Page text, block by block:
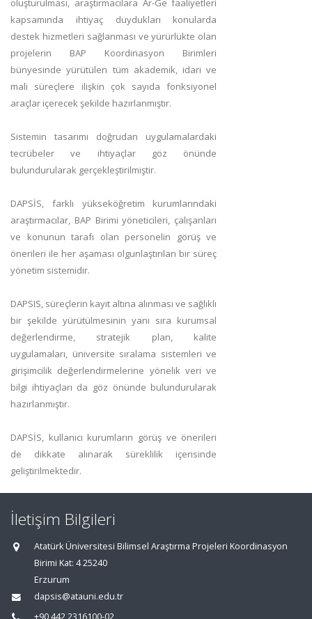
oluşturulması, araştırmacılara Ar-Ge faaliyetleri
kapsamında ihtiyaç duydukları konularda
destek hizmetleri sağlanması ve yürürlükte olan
projelerin BAP Koordinasyon Birimleri
bünyesinde yürütülen tüm akademik, idari ve
mali süreçlere ilişkin çok sayıda fonksiyonel
araçlar içerecek şekilde hazırlanmıştır.
Sistemin tasarımı doğrudan uygulamalardaki
tecrübeler ve ihtiyaçlar göz önünde
bulundurularak gerçekleştirilmiştir.
DAPSİS, farklı yükseköğretim kurumlarındaki
araştırmacılar, BAP Birimi yöneticileri, çalışanları
ve konunun tarafı olan personelin görüş ve
önerileri ile her aşaması olgunlaştırılan bir süreç
yönetim sistemidir.
DAPSIS, süreçlerin kayıt altına alınması ve sağlıklı
bir şekilde yürütülmesinin yanı sıra kurumsal
değerlendirme, stratejik plan, kalite
uygulamaları, üniversite sıralama sistemleri ve
girişimcilik değerlendirmelerine yönelik veri ve
bilgi ihtiyaçları da göz önünde bulundurularak
hazırlanmıştır.
DAPSİS, kullanıcı kurumların görüş ve önerileri
de dikkate alınarak süreklilik içerisinde
geliştirilmektedir.
İletişim Bilgileri
Atatürk Üniversitesi Bilimsel Araştırma Projeleri Koordinasyon
Birimi Kat: 4 25240
Erzurum
dapsis@atauni.edu.tr
+90 442 2316100-02